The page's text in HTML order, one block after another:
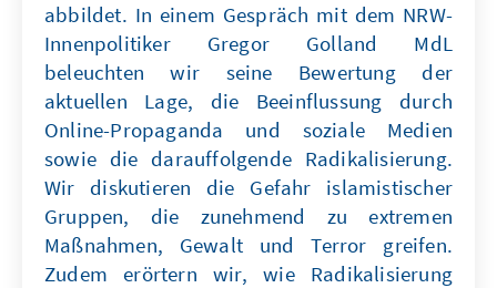
abbildet. In einem Gespräch mit dem NRW-
Innenpolitiker Gregor Golland MdL
beleuchten wir seine Bewertung der
aktuellen Lage, die Beeinflussung durch
Online-Propaganda und soziale Medien
sowie die darauffolgende Radikalisierung.
Wir diskutieren die Gefahr islamistischer
Gruppen, die zunehmend zu extremen
Maßnahmen, Gewalt und Terror greifen.
Zudem erörtern wir, wie Radikalisierung